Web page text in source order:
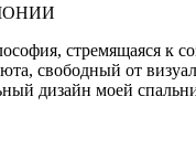
стремящаяся
свободный от
дизайн моей